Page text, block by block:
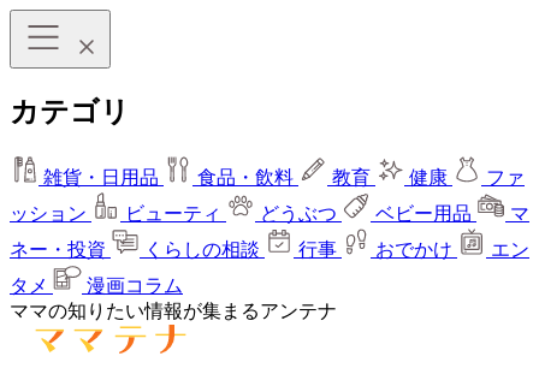
カテゴリ
雑貨・日用品 食品・飲料 教育 健康
ファ
ッション
ビューティ どうぶつ ベビー用品
マ
ネー・投資
くらしの相談 行事 おでかけ
エン
タメ
漫画コラム
ママの知りたい情報が集まるアンテナ